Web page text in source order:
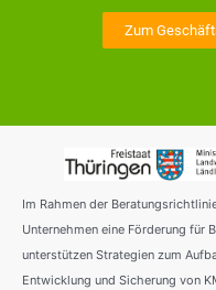
Zum
Im Rahmen der
Unternehmen eine Förderung für
unterstützen Strategien zum
Entwicklung und Sicherung von